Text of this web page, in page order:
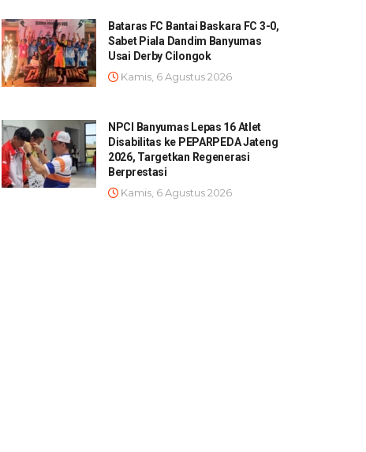
Bataras FC Bantai Baskara FC 3-0,
Sabet Piala Dandim Banyumas
Usai Derby Cilongok
Kamis, 6 Agustus 2026
NPCI Banyumas Lepas 16 Atlet
Disabilitas ke PEPARPEDA Jateng
2026, Targetkan Regenerasi
Berprestasi
Kamis, 6 Agustus 2026